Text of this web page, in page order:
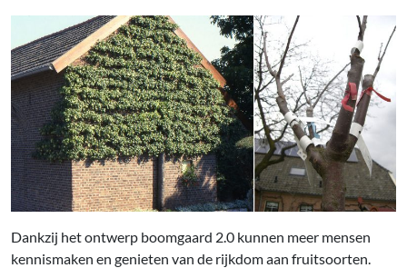
Dankzij het ontwerp boomgaard 2.0 kunnen meer mensen
kennismaken en genieten van de rijkdom aan fruitsoorten.